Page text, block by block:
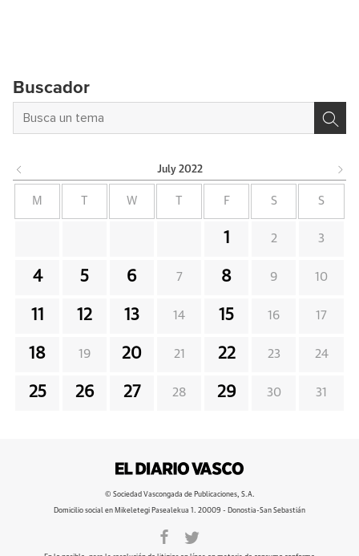
Buscador
July 2022
M T W T F S S
1 2 3
4 5 6 7 8 9 10
11 12 13 14 15 16 17
18 19 20 21 22 23 24
25 26 27 28 29 30 31
© Sociedad Vascongada de Publicaciones, S.A.
Domicilio social en Mikeletegi Pasealekua 1. 20009 - Donostia-San Sebastián